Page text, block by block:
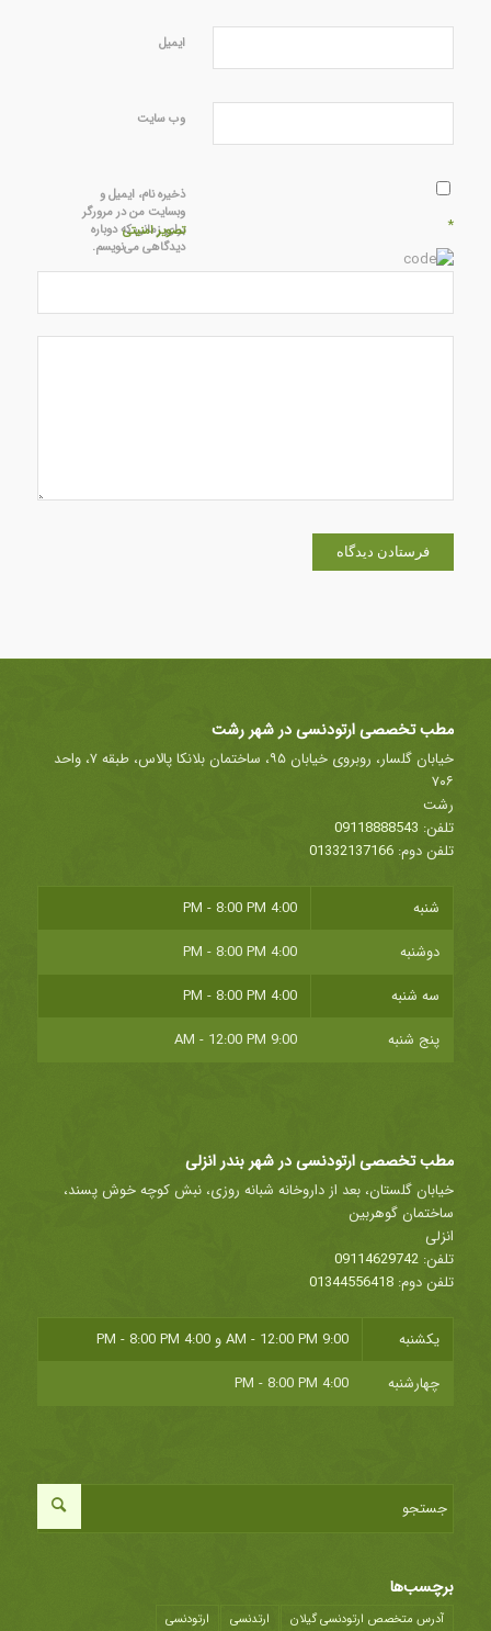
ایمیل
وب‌ سایت
ذخیره نام، ایمیل و
وبسایت من در مرورگر
برای زمانی که دوباره
دیدگاهی می‌نویسم.
تصویر امنیتی *
مطب تخصصی ارتودنسی در شهر رشت
خیابان گلسار، روبروی خیابان ۹۵، ساختمان بلانکا پالاس، طبقه ۷، واحد
۷۰۶
رشت
تلفن: 09118888543
تلفن دوم: 01332137166
شنبه
4:00 PM - 8:00 PM
دوشنبه
4:00 PM - 8:00 PM
سه شنبه
4:00 PM - 8:00 PM
پنج شنبه
9:00 AM - 12:00 PM
مطب تخصصی ارتودنسی در شهر بندر انزلی
خیابان گلستان، بعد از داروخانه شبانه روزی، نبش کوچه خوش پسند،
ساختمان گوهربین
انزلی
تلفن: 09114629742
تلفن دوم: 01344556418
یکشنبه 9:00 AM - 12:00 PM و 4:00 PM - 8:00 PM
چهارشنبه
4:00 PM - 8:00 PM
برچسب‌ها
آدرس متخصص ارتودنسی گیلان ارتدنسی
ارتودنسی